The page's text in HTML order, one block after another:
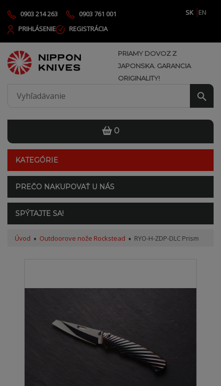
0903 214 263 0903 761 001 SK
EN
PRIHLÁSENIE
REGISTRÁCIA
PRIAMY DOVOZ Z
JAPONSKA. GARANCIA
ORIGINALITY!
0
KATEGÓRIE
PREČO NAKUPOVAŤ U NÁS
SPÝTAJTE SA!
Úvod Outdoorove nože Rockstead RYO-H-ZDP-DLC Prism